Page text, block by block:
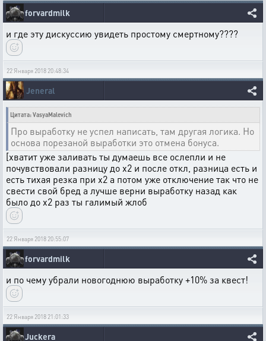
forvardmilk
и где эту дискуссию увидеть простому смертному????
22 Января 2018 20:48:34
Jeneral
Цитата: VasyaMalevich
Про выработку не успел написать, там другая логика. Но
основа порезаной выработки это отмена бонуса.
[хватит уже заливать ты думаешь все ослепли и не
почувствовали разницу до х2 и после откл, разница есть и
есть тихая резка при х2 а потом уже отключение так что не
свести свой бред а лучше верни выработку назад как
было до х2 раз ты галимый жлоб
22 Января 2018 20:55:07
forvardmilk
и по чему убрали новогоднюю выработку +10% за квест!
22 Января 2018 21:01:33
Juckera